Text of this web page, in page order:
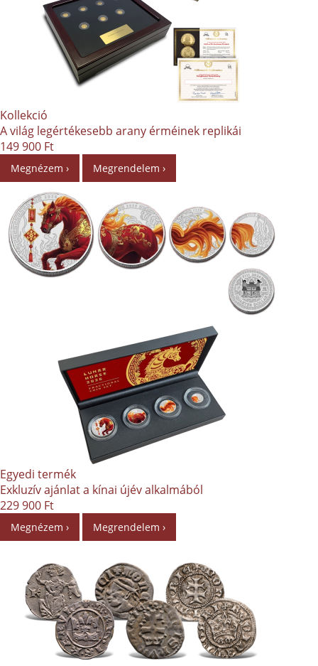
Kollekció
A világ legértékesebb arany érméinek replikái
149 900 Ft
Megnézem › Megrendelem ›
Egyedi termék
Exkluzív ajánlat a kínai újév alkalmából
229 900 Ft
Megnézem › Megrendelem ›